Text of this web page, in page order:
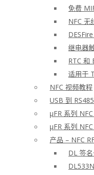
免费
NFC 无
继电器
RTC 和
适用于
NFC 视频教程
USB 到
μFR 系列
μFR 系列
产品 – NFC
DL 签